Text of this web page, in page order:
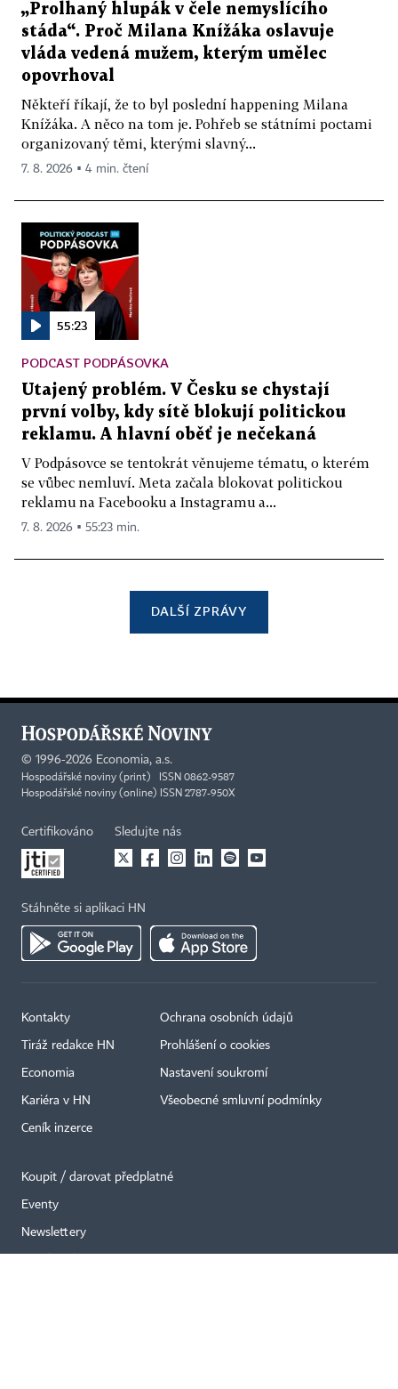
„Prolhaný hlupák v čele nemyslícího
stáda“. Proč Milana Knížáka oslavuje
vláda vedená mužem, kterým umělec
opovrhoval
Někteří říkají, že to byl poslední happening Milana
Knížáka. A něco na tom je. Pohřeb se státními poctami
organizovaný těmi, kterými slavný...
7. 8. 2026 ▪ 4 min. čtení
55:23
PODCAST PODPÁSOVKA
Utajený problém. V Česku se chystají
první volby, kdy sítě blokují politickou
reklamu. A hlavní oběť je nečekaná
V Podpásovce se tentokrát věnujeme tématu, o kterém
se vůbec nemluví. Meta začala blokovat politickou
reklamu na Facebooku a Instagramu a...
7. 8. 2026 ▪ 55:23 min.
DALŠÍ ZPRÁVY
© 1996-2026 Economia, a.s.
Hospodářské noviny (print) ISSN 0862-9587
Hospodářské noviny (online) ISSN 2787-950X
Certifikováno Sledujte nás
Stáhněte si aplikaci HN
Kontakty
Tiráž redakce HN
Economia
Kariéra v HN
Ceník inzerce
Ochrana osobních údajů
Prohlášení o cookies
Nastavení soukromí
Všeobecné smluvní podmínky
Koupit / darovat předplatné
Eventy
Newslettery